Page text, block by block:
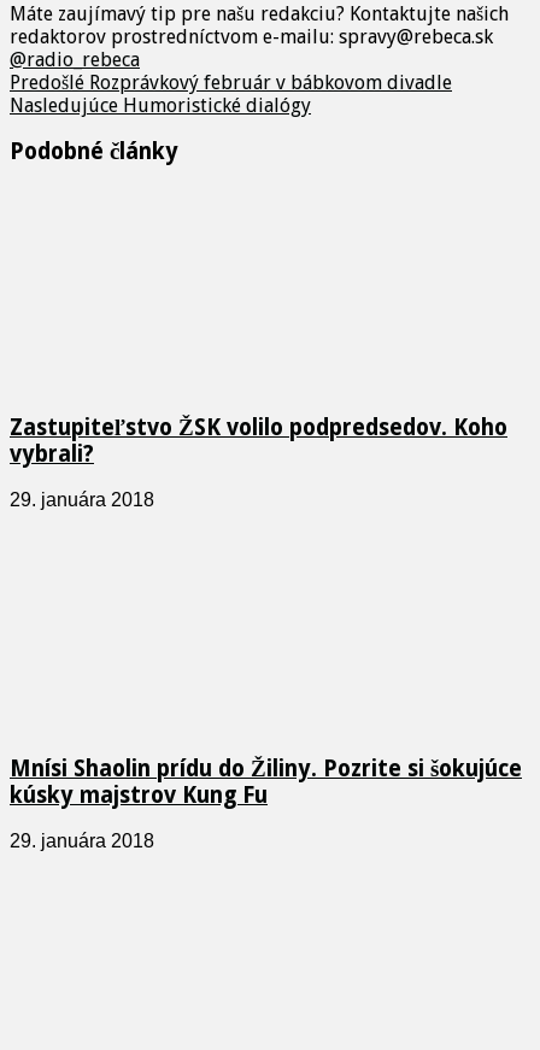
Máte zaujímavý tip pre našu redakciu? Kontaktujte našich
redaktorov prostredníctvom e-mailu: spravy@rebeca.sk
@radio_rebeca
Predošlé Rozprávkový február v bábkovom divadle
Nasledujúce Humoristické dialógy
Podobné články
Zastupiteľstvo ŽSK volilo podpredsedov. Koho
vybrali?
29. januára 2018
Mnísi Shaolin prídu do Žiliny. Pozrite si šokujúce
kúsky majstrov Kung Fu
29. januára 2018